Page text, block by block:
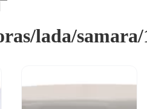
lada/samara/